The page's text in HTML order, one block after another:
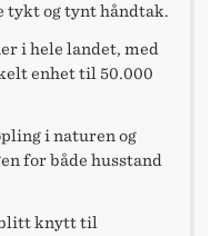
tykt og tynt håndtak.
i hele landet, med
enhet til 50.000
i naturen og
for både husstand
knytt til